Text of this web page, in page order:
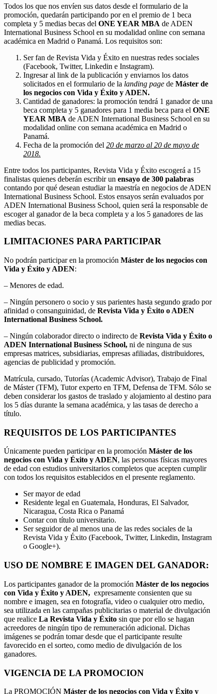
Todos los que nos envíen sus datos desde el formulario de la
promoción, quedarán participando por en el premio de 1 beca
completa y 5 medias becas del ONE YEAR MBA de ADEN
International Business School en su modalidad online con semana
académica en Madrid o Panamá. Los requisitos son:
Ser fan de Revista Vida y Éxito en nuestras redes sociales
(Facebook, Twitter, Linkedin e Instagram).
Ingresar al link de la publicación y enviarnos los datos
solicitados en el formulario de la landing page de Máster de
los negocios con Vida y Éxito y ADEN.
Cantidad de ganadores: la promoción tendrá 1 ganador de una
beca completa y 5 ganadores para 1 media beca para el ONE
YEAR MBA de ADEN International Business School en su
modalidad online con semana académica en Madrid o
Panamá.
Fecha de la promoción del 20 de marzo al 20 de mayo de
2018.
Entre todos los participantes, Revista Vida y Éxito escogerá a 15
finalistas quienes deberán escribir un ensayo de 300 palabras
contando por qué desean estudiar la maestría en negocios de ADEN
International Business School. Estos ensayos serán evaluados por
ADEN International Business School, quien será la responsable de
escoger al ganador de la beca completa y a los 5 ganadores de las
medias becas.
LIMITACIONES PARA PARTICIPAR
No podrán participar en la promoción Máster de los negocios con
Vida y Éxito y ADEN:
– Menores de edad.
– Ningún personero o socio y sus parientes hasta segundo grado por
afinidad o consanguinidad, de Revista Vida y Éxito o ADEN
International Business School.
– Ningún colaborador directo o indirecto de Revista Vida y Éxito o
ADEN International Business School, ni de ninguna de sus
empresas matrices, subsidiarias, empresas afiliadas, distribuidores,
agencias de publicidad y promoción.
Matrícula, cursado, Tutorías (Academic Advisor), Trabajo de Final
de Máster (TFM), Tutor experto en TFM, Defensa de TFM. Sólo se
deben considerar los gastos de traslado y alojamiento al destino para
los 5 días durante la semana académica, y las tasas de derecho a
título.
REQUISITOS DE LOS PARTICIPANTES
Únicamente pueden participar en la promoción Máster de los
negocios con Vida y Éxito y ADEN, las personas físicas mayores
de edad con estudios universitarios completos que acepten cumplir
con todos los requisitos establecidos en el presente reglamento.
Ser mayor de edad
Residente legal en Guatemala, Honduras, El Salvador,
Nicaragua, Costa Rica o Panamá
Contar con título universitario.
Ser seguidor de al menos una de las redes sociales de la
Revista Vida y Éxito (Facebook, Twitter, Linkedin, Instagram
o Google+).
USO DE NOMBRE E IMAGEN DEL GANADOR:
Los participantes ganador de la promoción Máster de los negocios
con Vida y Éxito y ADEN, expresamente consienten que su
nombre e imagen, sea en fotografía, video o cualquier otro medio,
sea utilizada en las campañas publicitarias o material de divulgación
que realice La Revista Vida y Éxito sin que por ello se hagan
acreedores de ningún tipo de remuneración adicional. Dichas
imágenes se podrán tomar desde que el participante resulte
favorecido en el sorteo, como medio de divulgación de los
ganadores.
VIGENCIA DE LA PROMOCION
La PROMOCIÓN Máster de los negocios con Vida y Éxito y